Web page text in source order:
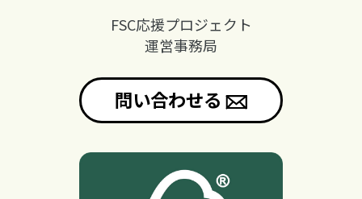
FSC応援プロジェクト
運営事務局
問い合わせる